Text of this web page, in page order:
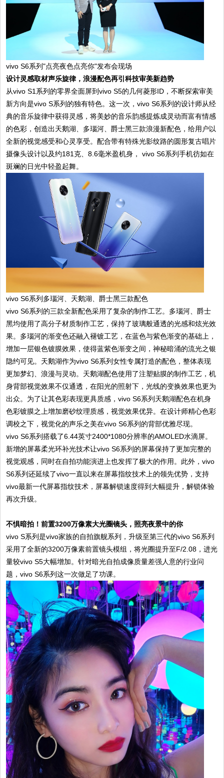
vivo S6系列"点亮夜色点亮你"发布会现场
设计灵感取材声乐旋律，浪漫配色再引科技审美新趋势
从vivo S1系列的零界全面屏到vivo S5的几何菱形ID，不断探索审美
新方向是vivo S系列的独有特色。这一次，vivo S6系列的设计师从经
典的音乐旋律中获得灵感，将美妙的音乐韵感提炼成灵动而富有情感
的色彩，创造出天鹅湖、多瑙河、爵士黑三款浪漫新配色，给用户以
全新的视觉感受和心灵享受。配合带有特殊光影纹路的圆形复古唱片
摄像头设计以及约181克、8.6毫米盈机身， vivo S6系列手机彷如在
斑斓的日光中轻盈起舞。
vivo S6系列多瑙河、天鹅湖、爵士黑三款配色
vivo S6系列的三款全新配色采用了复杂的制作工艺。多瑙河、爵士
黑均使用了高分子材质制作工艺，保持了玻璃般通透的光感和炫光效
果。多瑙河的渐变色还融入褪镀工艺，在蓝色与紫色渐变的基础上，
增加一层银色镀膜效果，使得蓝紫色渐变之间，神秘暗涌的流光之银
隐约可见。天鹅湖作为vivo S6系列女性专属打造的配色，整体表现
更加梦幻、浪漫与灵动。天鹅湖配色使用了注塑贴膜的制作工艺，机
身背部视觉效果不仅通透，在阳光的照射下，光线的变换效果也更为
出众。为了让其色彩表现更具质感，vivo S6系列天鹅湖配色在机身
色彩镀膜之上增加磨砂纹理质感，视觉效果优异。在设计师精心色彩
调校之下，视觉化的声乐之美在vivo S6系列的背部优雅尽现。
vivo S6系列搭载了6.44英寸2400*1080分辨率的AMOLED水滴屏。
新增的屏幕柔光环补光技术让vivo S6系列的屏幕保持了更加完整的
视觉观感，同时在自拍功能演进上也发挥了极大的作用。此外，vivo
S6系列还延续了vivo一直以来在屏幕指纹技术上的领先优势，支持
vivo最新一代屏幕指纹技术，屏幕解锁速度得到大幅提升，解锁体验
再次升级。
不惧暗拍！前置3200万像素大光圈镜头，照亮夜景中的你
vivo S系列是vivo家族的自拍旗舰系列，升级至第三代的vivo S6系列
采用了全新的3200万像素前置镜头模组，将光圈提升至F/2.08，进光
量较vivo S5大幅增加。针对暗光自拍成像质量差强人意的行业问
题，vivo S6系列这一次做足了功课。